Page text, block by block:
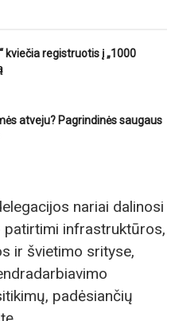
kviečia registruotis į „1000
atveju? Pagrindinės saugaus
nariai dalinosi
patirtimi infrastruktūros,
ir švietimo srityse,
padėsiančių